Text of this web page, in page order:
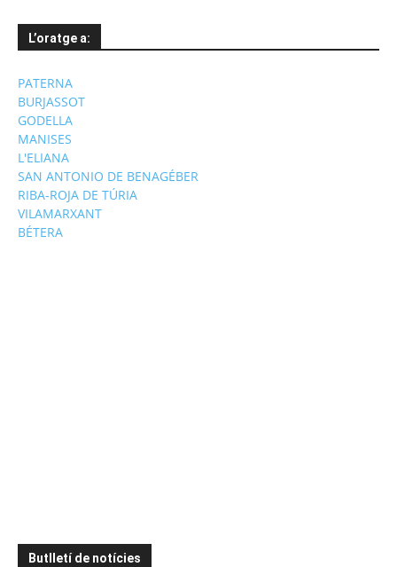
L’oratge a:
PATERNA
BURJASSOT
GODELLA
MANISES
L'ELIANA
SAN ANTONIO DE BENAGÉBER
RIBA-ROJA DE TÚRIA
VILAMARXANT
BÉTERA
Butlletí de notícies